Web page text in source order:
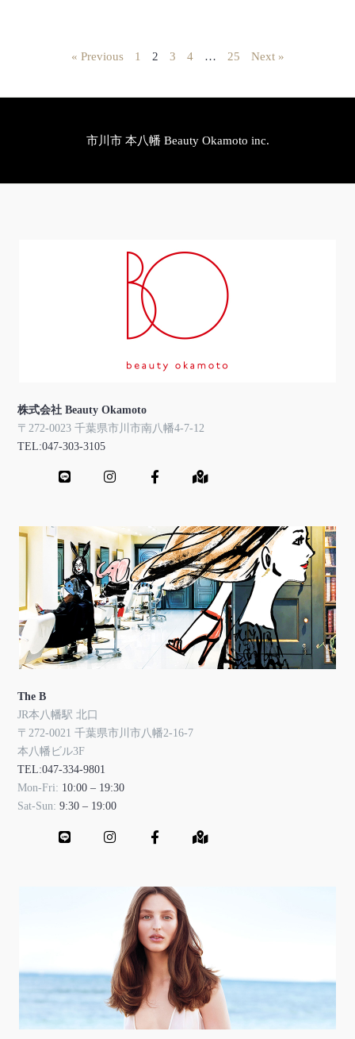
« Previous 1 2 3 4 … 25 Next »
市川市 本八幡 Beauty Okamoto inc.
株式会社 Beauty Okamoto
〒272-0023 千葉県市川市南八幡4-7-12
TEL:047-303-3105
The B
JR本八幡駅 北口
〒272-0021 千葉県市川市八幡2-16-7
本八幡ビル3F
TEL:047-334-9801
Mon-Fri: 10:00 – 19:30
Sat-Sun:9:30 – 19:00